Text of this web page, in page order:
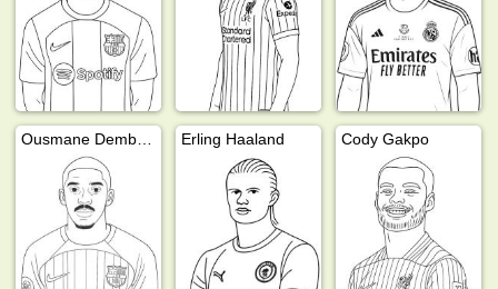
Erling Haaland Cody Gakpo